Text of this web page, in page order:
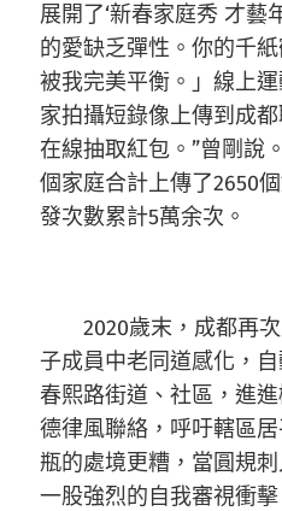
展開了‘新春家庭秀 才藝
的愛缺乏彈性。你的千
被我完美平衡。」線上
家拍攝短錄像上傳到成
在線抽取紅包。”曾剛說
個家庭合計上傳了2650
發次數累計5萬余次。
2020歲末，成都再次
子成員中老同道感化，
春熙路街道、社區，進
德律風聯絡，呼吁轄區
瓶的處境更糟，當圓規
一股強烈的自我審視衝